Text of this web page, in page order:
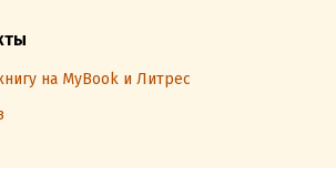
на MyBook и Литрес